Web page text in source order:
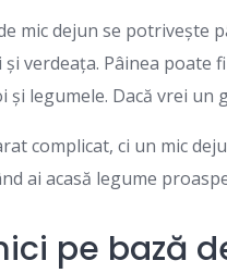
mic dejun se potrivește
verdeața. Pâinea
și legumele. Dacă vrei
complicat, ci un mic
ai acasă legume
pe bază